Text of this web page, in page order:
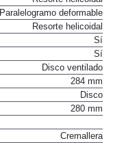
Paralelogramo deformable
Resorte helicoidal
Sí
Sí
Disco ventilado
284 mm
Disco
280 mm
Cremallera